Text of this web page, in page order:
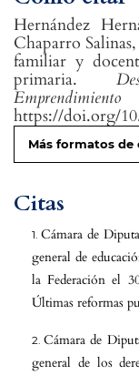
Hernández
Chaparro
familiar y
primaria.
https://doi.org/
Más formatos de
Citas
Cámara de
general de
la Federación el
Últimas reformas
Cámara de
general de los